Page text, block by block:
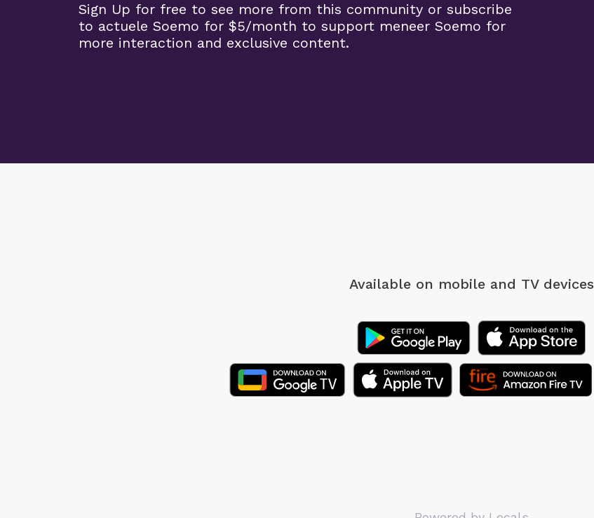
Sign Up for free to see more from this community or subscribe
to actuele Soemo for $5/month to support meneer Soemo for
more interaction and exclusive content.
Available on mobile and TV devices